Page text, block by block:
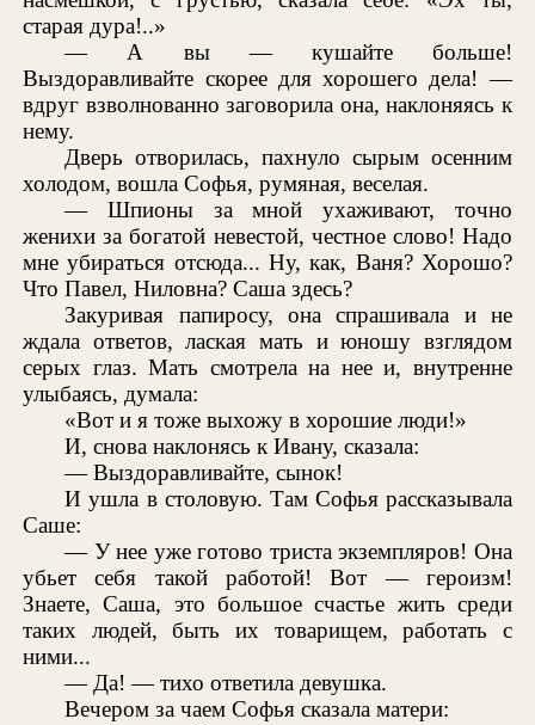
старая дура!..»
— А вы — кушайте больше!
Выздоравливайте скорее для хорошего дела! —
вдруг взволнованно заговорила она, наклоняясь к
нему.
Дверь отворилась, пахнуло сырым осенним
холодом, вошла Софья, румяная, веселая.
— Шпионы за мной ухаживают, точно
женихи за богатой невестой, честное слово! Надо
мне убираться отсюда... Ну, как, Ваня? Хорошо?
Что Павел, Ниловна? Саша здесь?
Закуривая папиросу, она спрашивала и не
ждала ответов, лаская мать и юношу взглядом
серых глаз. Мать смотрела на нее и, внутренне
улыбаясь, думала:
«Вот и я тоже выхожу в хорошие люди!»
И, снова наклонясь к Ивану, сказала:
— Выздоравливайте, сынок!
И ушла в столовую. Там Софья рассказывала
Саше:
— У нее уже готово триста экземпляров! Она
убьет себя такой работой! Вот — героизм!
Знаете, Саша, это большое счастье жить среди
таких людей, быть их товарищем, работать с
ними...
— Да! — тихо ответила девушка.
Вечером за чаем Софья сказала матери: